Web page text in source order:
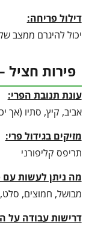
דילול פריחה:
יכול להיגרם ממצב
פירות חציל
עונת תנובת הפרי:
אביב, קיץ, סתיו (אך
מזיקים בגידול פרי:
תריפס קליפורני
מה ניתן לעשות עם
מבושל, חמוצים,
דרישות עבודה על